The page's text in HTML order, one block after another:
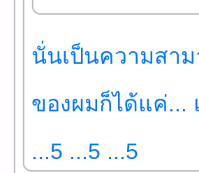
นั่นเป็นความสาม
ของผมก็ได้แค่...
...5 ...5 ...5